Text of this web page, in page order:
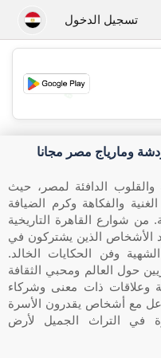
تسجيل الدخول
💖
ومارياج مصر مجانا
والقلوب الدافئة لمصر، حيث
والفكاهة وكرم الضيافة
من شوارع القاهرة التاريخية
الأشخاص الذين يشتركون في
وفن الحكايات الخالد.
حول العالم ومحبي الثقافة
وعلاقات ذات معنى وشركاء
مع أشخاص يقدرون الأسرة
في التراث الجميل لأرض